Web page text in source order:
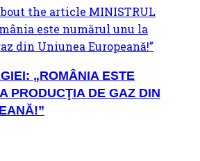
„ROMÂNIA ESTE
PRODUCŢIA DE GAZ DIN